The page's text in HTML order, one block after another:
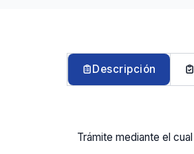
Descripción
Trámite mediante el